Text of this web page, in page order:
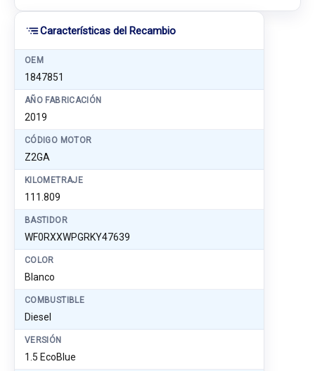
Características del Recambio
OEM
1847851
AÑO FABRICACIÓN
2019
CÓDIGO MOTOR
Z2GA
KILOMETRAJE
111.809
BASTIDOR
WF0RXXWPGRKY47639
COLOR
Blanco
COMBUSTIBLE
Diesel
VERSIÓN
1.5 EcoBlue